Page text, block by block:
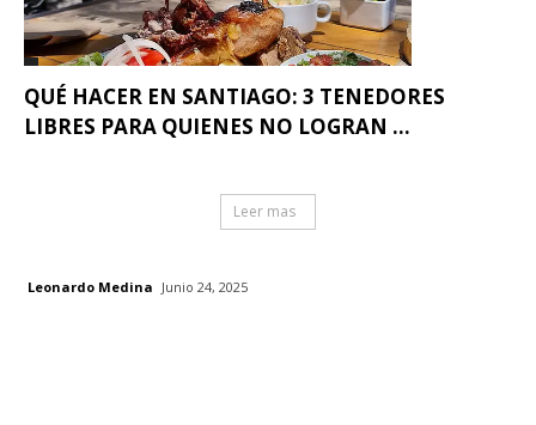
QUÉ HACER EN SANTIAGO: 3 TENEDORES
LIBRES PARA QUIENES NO LOGRAN ...
Leer mas
Leonardo Medina Junio 24, 2025